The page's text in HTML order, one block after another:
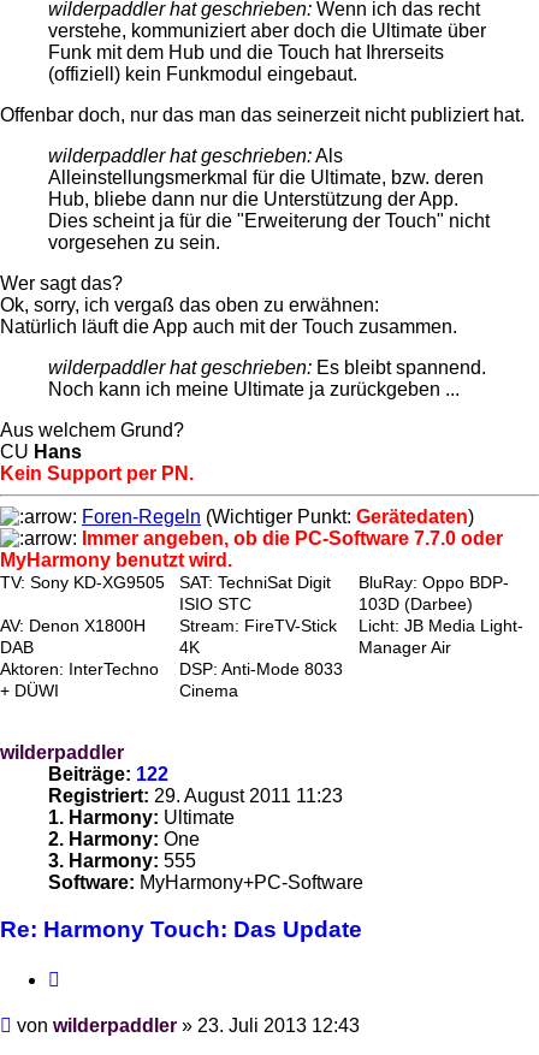
wilderpaddler hat geschrieben: Wenn ich das recht
verstehe, kommuniziert aber doch die Ultimate über
Funk mit dem Hub und die Touch hat Ihrerseits
(offiziell) kein Funkmodul eingebaut.
Offenbar doch, nur das man das seinerzeit nicht publiziert hat.
wilderpaddler hat geschrieben:Als
Alleinstellungsmerkmal für die Ultimate, bzw. deren
Hub, bliebe dann nur die Unterstützung der App.
Dies scheint ja für die "Erweiterung der Touch" nicht
vorgesehen zu sein.
Wer sagt das?
Ok, sorry, ich vergaß das oben zu erwähnen:
Natürlich läuft die App auch mit der Touch zusammen.
wilderpaddler hat geschrieben: Es bleibt spannend.
Noch kann ich meine Ultimate ja zurückgeben ...
Aus welchem Grund?
CU Hans
Kein Support per PN.
Foren-Regeln (Wichtiger Punkt: Gerätedaten)
Immer angeben, ob die PC-Software 7.7.0 oder
MyHarmony benutzt wird.
TV: Sony KD-XG9505
SAT: TechniSat Digit
ISIO STC
BluRay: Oppo BDP-
103D (Darbee)
AV: Denon X1800H
DAB
Stream: FireTV-Stick
4K
Licht: JB Media Light-
Manager Air
Aktoren: InterTechno
+ DÜWI
DSP: Anti-Mode 8033
Cinema
wilderpaddler
Beiträge: 122
Registriert: 29. August 2011 11:23
1. Harmony: Ultimate
2. Harmony: One
3. Harmony: 555
Software: MyHarmony+PC-Software
Re: Harmony Touch: Das Update
Beitrag
von wilderpaddler » 23. Juli 2013 12:43